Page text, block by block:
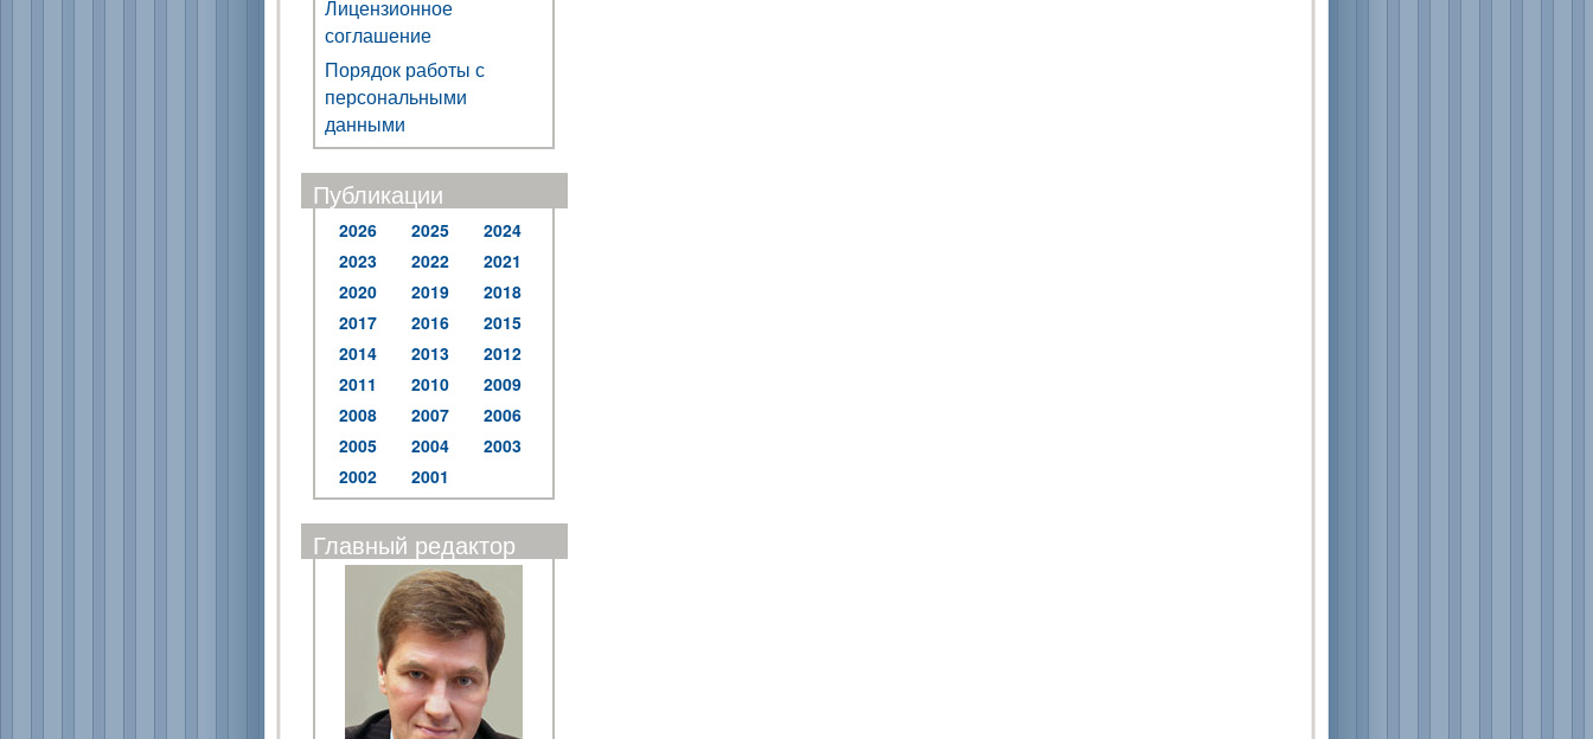
Лицензионное
соглашение
Порядок работы с
персональными
данными
Публикации
2026 2025
2024
2023
2022
2021
2020
2019
2018
2017
2016
2015
2014
2013
2012
2011
2010
2009
2008
2007
2006
2005
2004
2003
2002
2001
Главный редактор